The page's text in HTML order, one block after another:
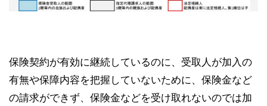
保険契約が有効に継続しているのに、受取人が加入の
有無や保障内容を把握していないために、保険金など
の請求ができず、保険金などを受け取れないのでは加